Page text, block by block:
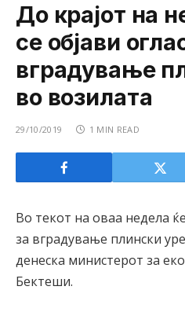
До крајот на
се објави
вградување
во возилата
29/10/2019 1 MIN READ
Во текот на оваа недела
за вградување плински
денеска министерот за
Бектеши.